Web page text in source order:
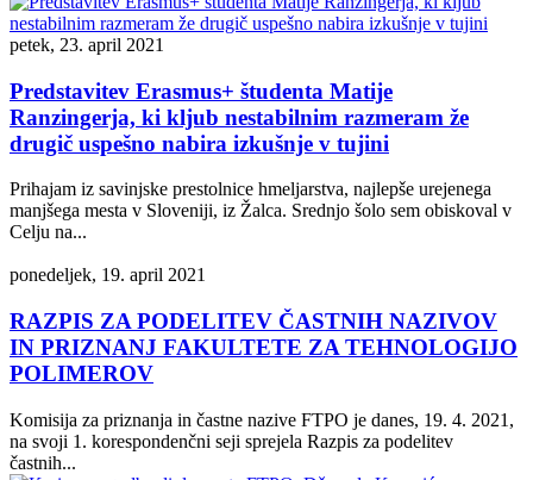
petek, 23. april 2021
Predstavitev Erasmus+ študenta Matije
Ranzingerja, ki kljub nestabilnim razmeram že
drugič uspešno nabira izkušnje v tujini
Prihajam iz savinjske prestolnice hmeljarstva, najlepše urejenega
manjšega mesta v Sloveniji, iz Žalca. Srednjo šolo sem obiskoval v
Celju na...
ponedeljek, 19. april 2021
RAZPIS ZA PODELITEV ČASTNIH NAZIVOV
IN PRIZNANJ FAKULTETE ZA TEHNOLOGIJO
POLIMEROV
Komisija za priznanja in častne nazive FTPO je danes, 19. 4. 2021,
na svoji 1. korespondenčni seji sprejela Razpis za podelitev
častnih...